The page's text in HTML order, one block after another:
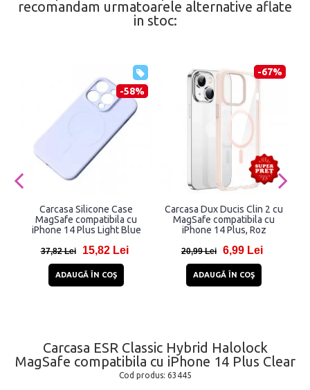
recomandam urmatoarele alternative aflate
in stoc:
-58%
Carcasa Silicone Case
MagSafe compatibila cu
iPhone 14 Plus Light Blue
37,82 Lei 15,82 Lei
ADAUGĂ ÎN COŞ
-67%
Carcasa Dux Ducis Clin 2 cu
MagSafe compatibila cu
iPhone 14 Plus, Roz
20,99 Lei 6,99 Lei
ADAUGĂ ÎN COŞ
Carcasa ESR Classic Hybrid Halolock
MagSafe compatibila cu iPhone 14 Plus Clear
Cod produs: 63445